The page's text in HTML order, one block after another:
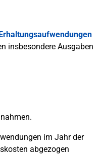
insbesondere Ausgaben
im Jahr der
abgezogen